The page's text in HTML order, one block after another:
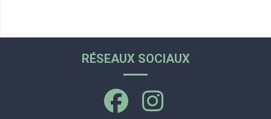
RÉSEAUX SOCIAUX